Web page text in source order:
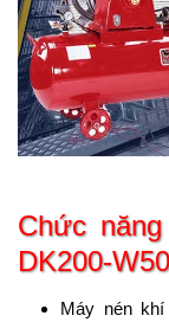
Chức
DK200-
Máy nén